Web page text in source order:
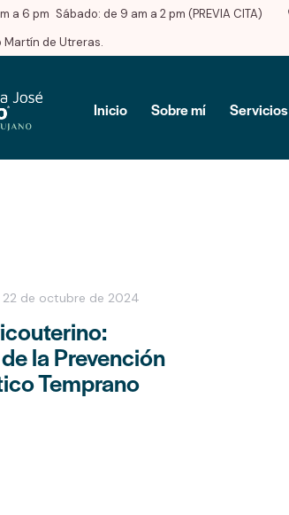
a 6 pm Sábado: de 9 am a 2 pm (PREVIA CITA)
Martín de Utreras.
Inicio Sobre mí Servicios
22 de octubre de 2024
la Prevención
Temprano